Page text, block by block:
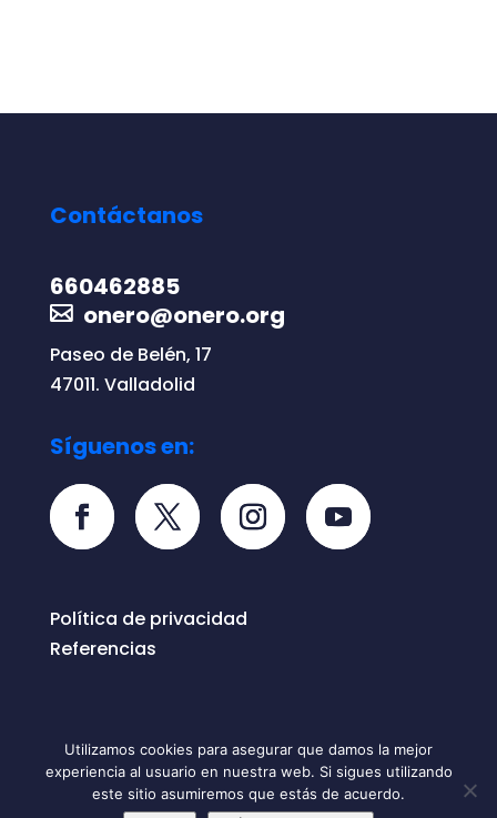
Contáctanos
660462885
onero@onero.org
Paseo de Belén, 17
47011. Valladolid
Síguenos en:
Política de privacidad
Referencias
Todos los derechos reservados © 2026
ONERO
Utilizamos cookies para asegurar que damos la mejor
experiencia al usuario en nuestra web. Si sigues utilizando
este sitio asumiremos que estás de acuerdo.